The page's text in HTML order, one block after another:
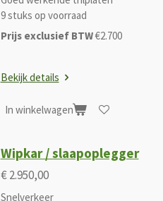
9 stuks op voorraad
Prijs exclusief BTW€2.700
Bekijk details
In winkelwagen
Wipkar / slaapoplegger
€ 2.950,00
Snelverkeer